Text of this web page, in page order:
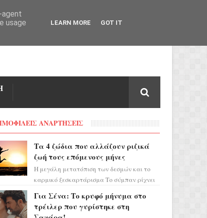
ΑΝΑΡΤΗΣΕΙΣ
Τα 4 ζώδια που αλλάζουν ριζικά
ζωή τους επόμενους μήνες
Η μεγάλη μετατόπιση των δεσμών και το
καρμικό ξεσκαρτάρισμα Το σύμπαν ρίχνει
προειδοποιεί: οι σελην...
Για Σένα: Το κρυφό μήνυμα στο
τρέιλερ που γυρίστηκε στη
agent
usage
LEARN MORE GOT IT